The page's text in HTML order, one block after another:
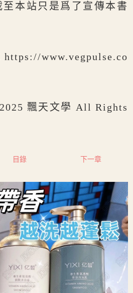
本站只是爲了宣傳本書
https://www.vegpulse.co
飄天文學 All Rights
目錄 下一章